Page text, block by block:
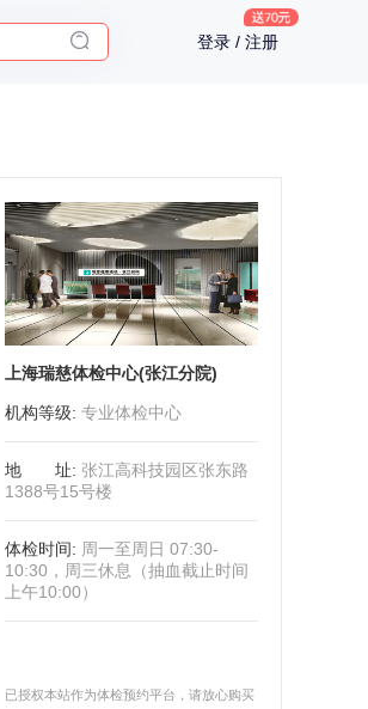
登录 / 注册
上海瑞慈体检中心(张江分院)
机构等级: 专业体检中心
地址: 张江高科技园区张东路
1388号15号楼
体检时间: 周一至周日 07:30-
10:30，周三休息（抽血截止时间
上午10:00）
已授权本站作为体检预约平台，请放心购买